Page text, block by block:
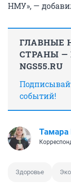
НМУ», —
ГЛАВНЫЕ
СТРАНЫ —
NGS55.RU
событий!
Тамара
Здоровье